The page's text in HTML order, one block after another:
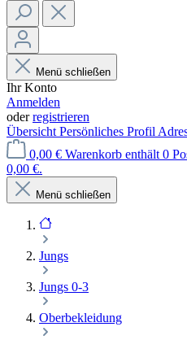
Menü schließen
Ihr Konto
Anmelden
oderregistrieren
Übersicht Persönliches Profil
0,00 € Warenkorb enthält 0
0,00 €.
Menü schließen
Jungs
Jungs 0-3
Oberbekleidung